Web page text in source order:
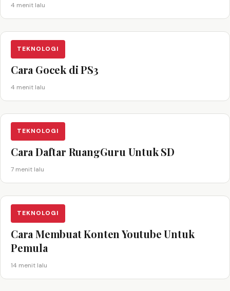
4 menit lalu
TEKNOLOGI
Cara Gocek di PS3
4 menit lalu
TEKNOLOGI
Cara Daftar RuangGuru Untuk SD
7 menit lalu
TEKNOLOGI
Cara Membuat Konten Youtube Untuk
Pemula
14 menit lalu